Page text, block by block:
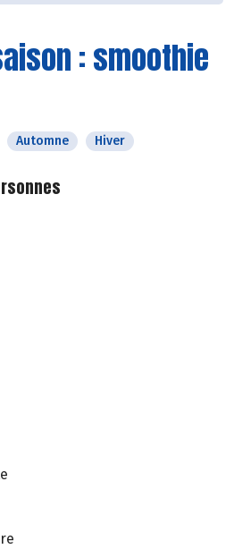
: smoothie
Automne Hiver